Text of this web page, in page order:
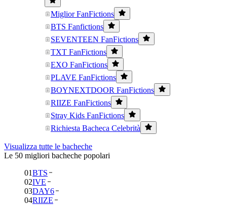
Miglior FanFictions
BTS Fanfictions
SEVENTEEN FanFictions
TXT FanFictions
EXO FanFictions
PLAVE FanFictions
BOYNEXTDOOR FanFictions
RIIZE FanFictions
Stray Kids FanFictions
Richiesta Bacheca Celebrità
Visualizza tutte le bacheche
Le 50 migliori bacheche popolari
01BTS
02IVE
03DAY6
04RIIZE